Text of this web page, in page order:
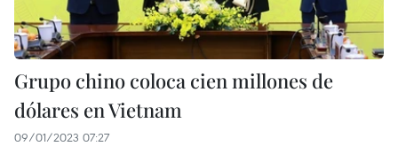
Grupo chino coloca cien millones de
dólares en Vietnam
09/01/2023 07:27